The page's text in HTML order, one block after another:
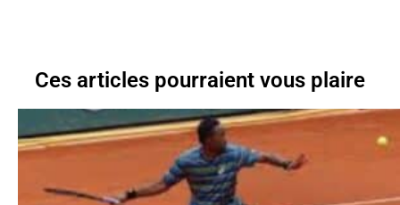
Ces articles pourraient vous plaire